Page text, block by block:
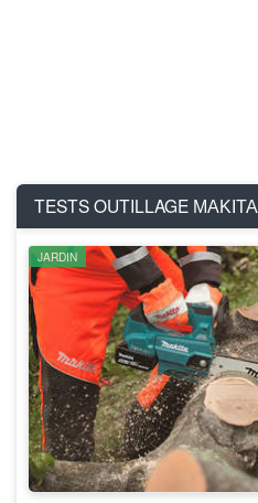
TESTS OUTILLAGE MAKITA
JARDIN